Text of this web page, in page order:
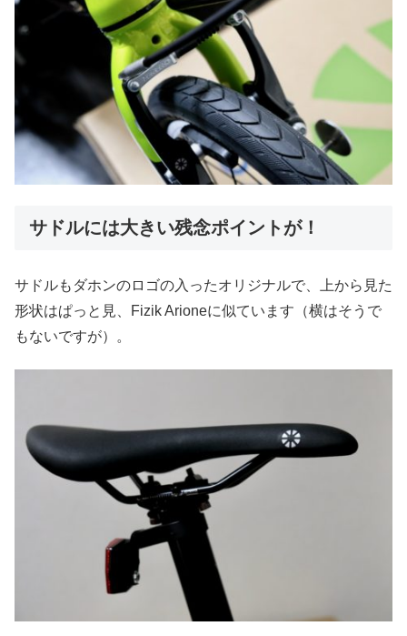
サドルには大きい残念ポイントが！
サドルもダホンのロゴの入ったオリジナルで、上から見た
形状はぱっと見、Fizik Arioneに似ています（横はそうで
もないですが）。